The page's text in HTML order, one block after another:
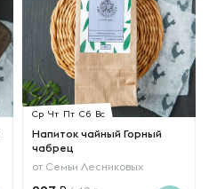
Ср Чт Пт Сб Вс
Напиток чайный Горный
чабрец
от Семьи Лесниковых